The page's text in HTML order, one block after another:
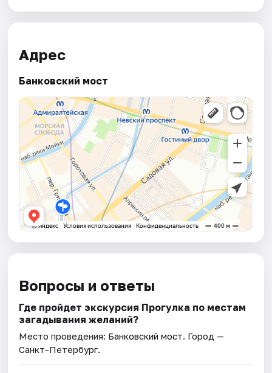
Адрес
Банковский мост
Вопросы и ответы
Где пройдет экскурсия Прогулка по местам
загадывания желаний?
Место проведения: Банковский мост. Город —
Санкт-Петербург.